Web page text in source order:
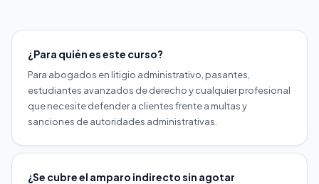
¿Para quién es este curso?
Para abogados en litigio administrativo, pasantes,
estudiantes avanzados de derecho y cualquier profesional
que necesite defender a clientes frente a multas y
sanciones de autoridades administrativas.
¿Se cubre el amparo indirecto sin agotar